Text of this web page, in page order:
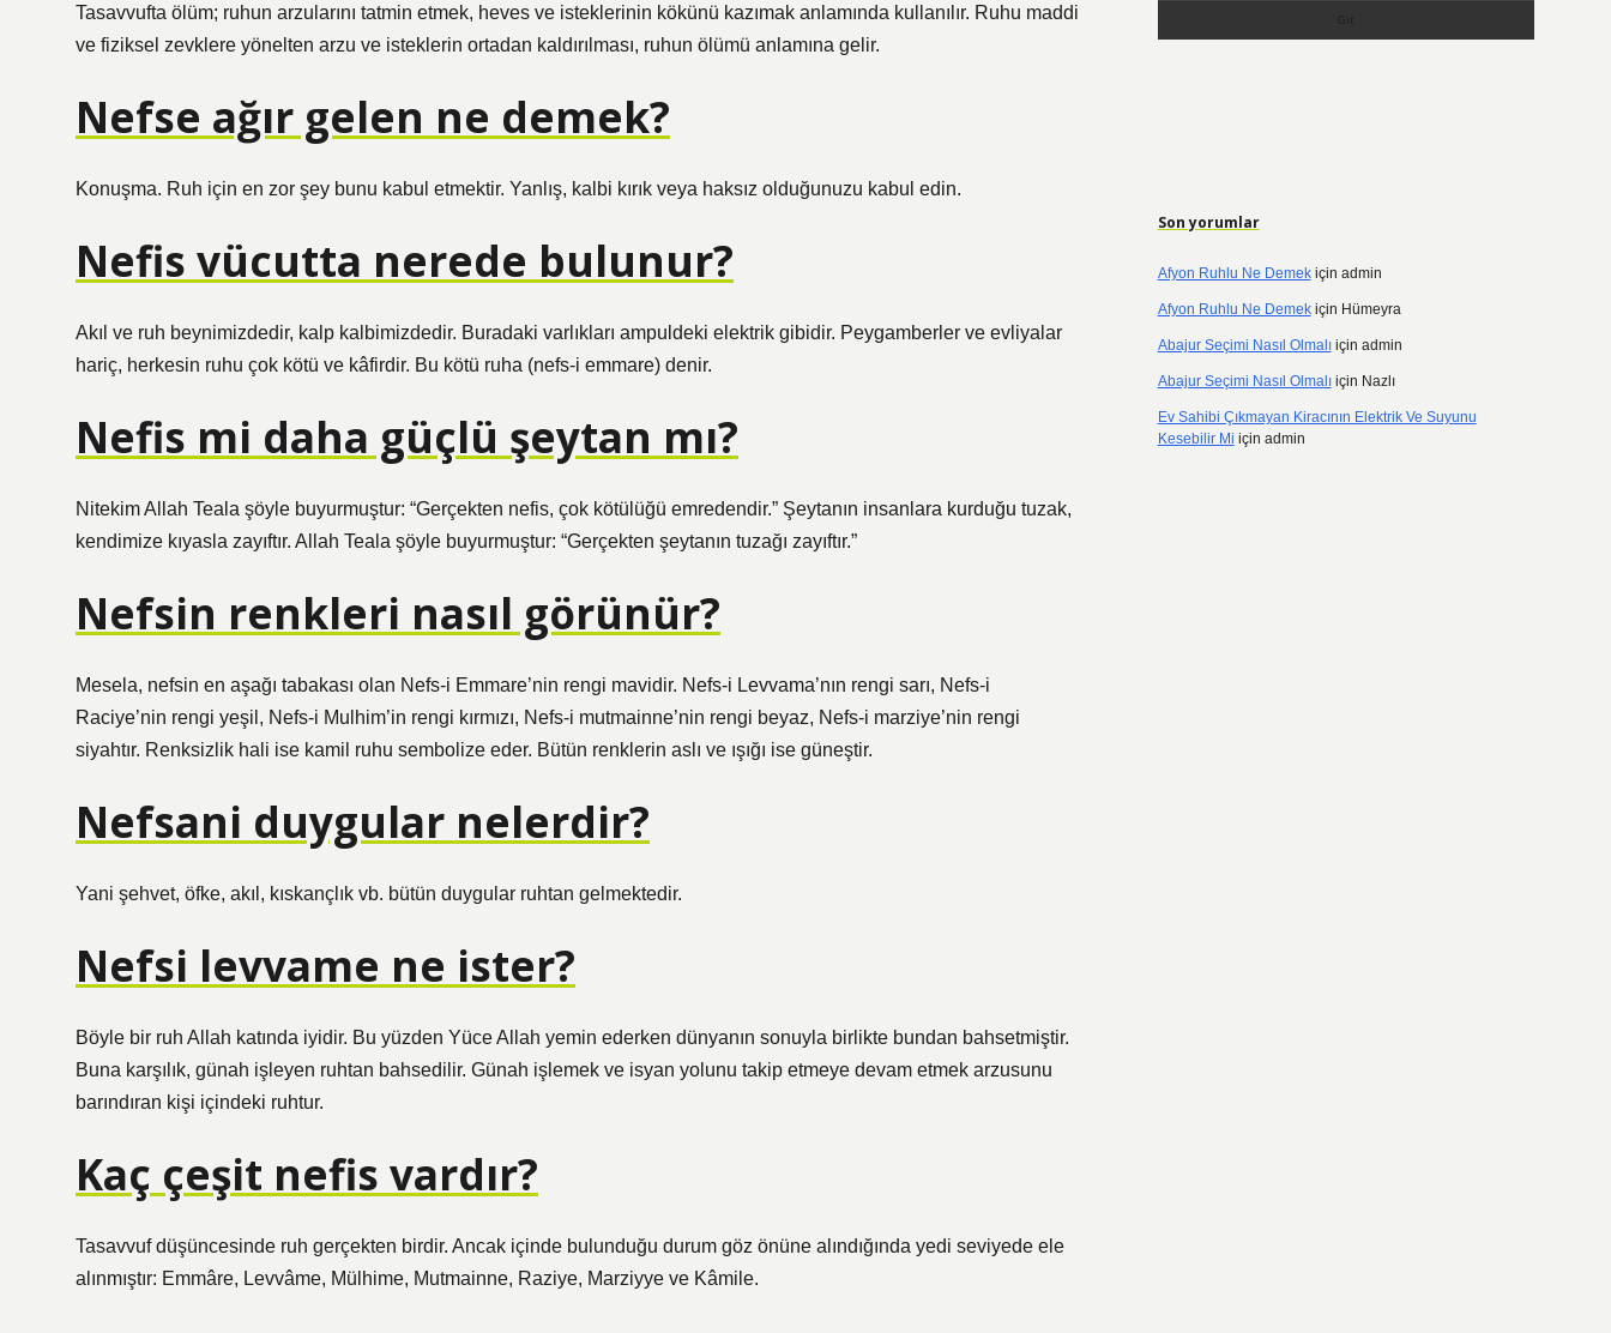
Tasavvufta ölüm; ruhun arzularını tatmin etmek, heves ve isteklerinin kökünü kazımak anlamında kullanılır. Ruhu maddi
ve fiziksel zevklere yönelten arzu ve isteklerin ortadan kaldırılması, ruhun ölümü anlamına gelir.
Nefse ağır gelen ne demek?
Konuşma. Ruh için en zor şey bunu kabul etmektir. Yanlış, kalbi kırık veya haksız olduğunuzu kabul edin.
Nefis vücutta nerede bulunur?
Akıl ve ruh beynimizdedir, kalp kalbimizdedir. Buradaki varlıkları ampuldeki elektrik gibidir. Peygamberler ve evliyalar
hariç, herkesin ruhu çok kötü ve kâfirdir. Bu kötü ruha (nefs-i emmare) denir.
Nefis mi daha güçlü şeytan mı?
Nitekim Allah Teala şöyle buyurmuştur: “Gerçekten nefis, çok kötülüğü emredendir.” Şeytanın insanlara kurduğu tuzak,
kendimize kıyasla zayıftır. Allah Teala şöyle buyurmuştur: “Gerçekten şeytanın tuzağı zayıftır.”
Nefsin renkleri nasıl görünür?
Mesela, nefsin en aşağı tabakası olan Nefs-i Emmare’nin rengi mavidir. Nefs-i Levvama’nın rengi sarı, Nefs-i
Raciye’nin rengi yeşil, Nefs-i Mulhim’in rengi kırmızı, Nefs-i mutmainne’nin rengi beyaz, Nefs-i marziye’nin rengi
siyahtır. Renksizlik hali ise kamil ruhu sembolize eder. Bütün renklerin aslı ve ışığı ise güneştir.
Nefsani duygular nelerdir?
Yani şehvet, öfke, akıl, kıskançlık vb. bütün duygular ruhtan gelmektedir.
Nefsi levvame ne ister?
Böyle bir ruh Allah katında iyidir. Bu yüzden Yüce Allah yemin ederken dünyanın sonuyla birlikte bundan bahsetmiştir.
Buna karşılık, günah işleyen ruhtan bahsedilir. Günah işlemek ve isyan yolunu takip etmeye devam etmek arzusunu
barındıran kişi içindeki ruhtur.
Kaç çeşit nefis vardır?
Tasavvuf düşüncesinde ruh gerçekten birdir. Ancak içinde bulunduğu durum göz önüne alındığında yedi seviyede ele
alınmıştır: Emmâre, Levvâme, Mülhime, Mutmainne, Raziye, Marziyye ve Kâmile.
Son yorumlar
Afyon Ruhlu Ne Demekiçin admin
Afyon Ruhlu Ne Demekiçin Hümeyra
Abajur Seçimi Nasıl Olmalıiçin admin
Abajur Seçimi Nasıl Olmalıiçin Nazlı
Ev Sahibi Çıkmayan Kiracının Elektrik Ve Suyunu
Kesebilir Mi için admin